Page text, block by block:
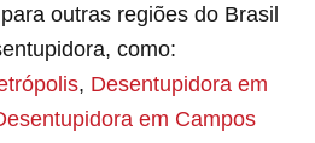
outras regiões do Brasil
como:
, Desentupidora em
em Campos